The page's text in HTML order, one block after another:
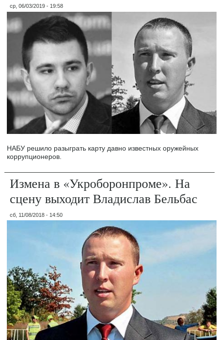
ср, 06/03/2019 - 19:58
НАБУ решило разыграть карту давно известных оружейных
коррупционеров.
Измена в «Укроборонпроме». На
сцену выходит Владислав Бельбас
сб, 11/08/2018 - 14:50